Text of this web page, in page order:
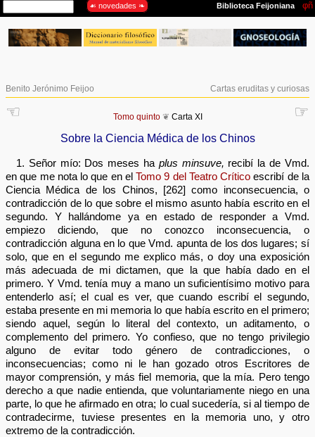
Benito Jerónimo Feijoo Cartas eruditas y curiosas
☜ ☞
Tomo quinto ❦ Carta XI
Sobre la Ciencia Médica de los Chinos
1. Señor mío: Dos meses ha plus minsuve, recibí la de Vmd.
en que me nota lo que en elTomo 9 del Teatro Crítico escribí de la
Ciencia Médica de los Chinos, [262] como inconsecuencia, o
contradicción de lo que sobre el mismo asunto había escrito en el
segundo. Y hallándome ya en estado de responder a Vmd.
empiezo diciendo, que no conozco inconsecuencia, o
contradicción alguna en lo que Vmd. apunta de los dos lugares; sí
solo, que en el segundo me explico más, o doy una exposición
más adecuada de mi dictamen, que la que había dado en el
primero. Y Vmd. tenía muy a mano un suficientísimo motivo para
entenderlo así; el cual es ver, que cuando escribí el segundo,
estaba presente en mi memoria lo que había escrito en el primero;
siendo aquel, según lo literal del contexto, un aditamento, o
complemento del primero. Yo confieso, que no tengo privilegio
alguno de evitar todo género de contradicciones, o
inconsecuencias; como ni le han gozado otros Escritores de
mayor comprensión, y más fiel memoria, que la mía. Pero tengo
derecho a que nadie entienda, que voluntariamente niego en una
parte, lo que he afirmado en otra; lo cual sucedería, si al tiempo de
contradecirme, tuviese presentes en la memoria uno, y otro
extremo de la contradicción.